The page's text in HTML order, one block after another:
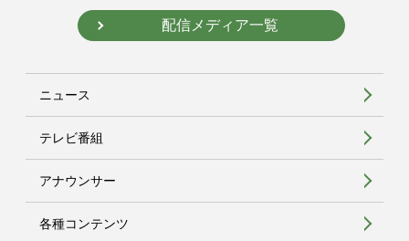
配信メディア一覧
ニュース
テレビ番組
アナウンサー
各種コンテンツ